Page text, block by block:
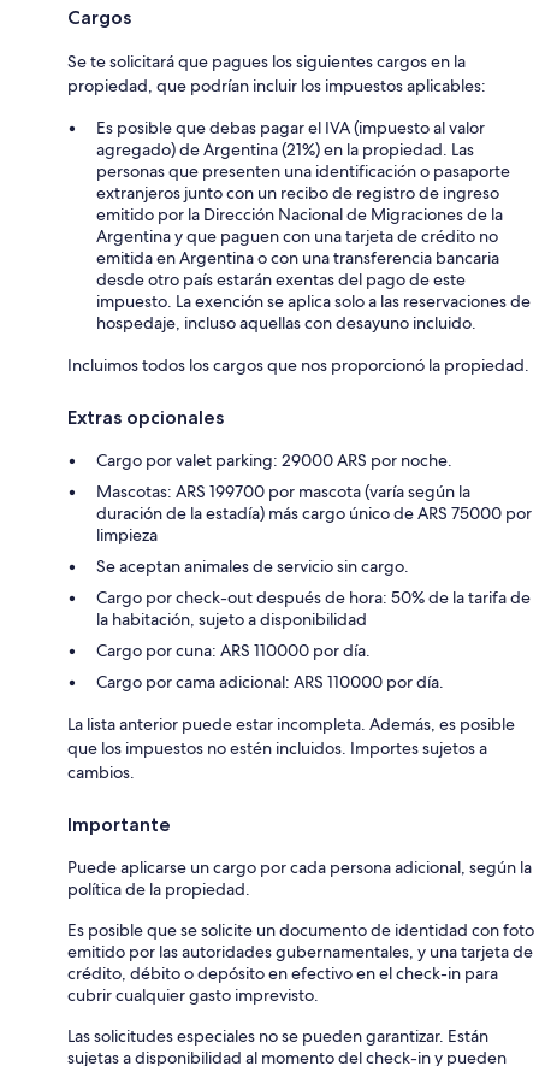
Cargos
Se te solicitará que pagues los siguientes cargos en la
propiedad, que podrían incluir los impuestos aplicables:
Es posible que debas pagar el IVA (impuesto al valor
agregado) de Argentina (21%) en la propiedad. Las
personas que presenten una identificación o pasaporte
extranjeros junto con un recibo de registro de ingreso
emitido por la Dirección Nacional de Migraciones de la
Argentina y que paguen con una tarjeta de crédito no
emitida en Argentina o con una transferencia bancaria
desde otro país estarán exentas del pago de este
impuesto. La exención se aplica solo a las reservaciones de
hospedaje, incluso aquellas con desayuno incluido.
Incluimos todos los cargos que nos proporcionó la propiedad.
Extras opcionales
Cargo por valet parking: 29000 ARS por noche.
Mascotas: ARS 199700 por mascota (varía según la
duración de la estadía) más cargo único de ARS 75000 por
limpieza
Se aceptan animales de servicio sin cargo.
Cargo por check-out después de hora: 50% de la tarifa de
la habitación, sujeto a disponibilidad
Cargo por cuna: ARS 110000 por día.
Cargo por cama adicional: ARS 110000 por día.
La lista anterior puede estar incompleta. Además, es posible
que los impuestos no estén incluidos. Importes sujetos a
cambios.
Importante
Puede aplicarse un cargo por cada persona adicional, según la
política de la propiedad.
Es posible que se solicite un documento de identidad con foto
emitido por las autoridades gubernamentales, y una tarjeta de
crédito, débito o depósito en efectivo en el check-in para
cubrir cualquier gasto imprevisto.
Las solicitudes especiales no se pueden garantizar. Están
sujetas a disponibilidad al momento del check-in y pueden